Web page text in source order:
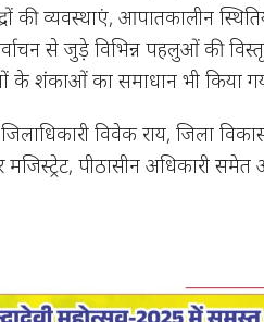
की व्यवस्थाएं, आपातकालीन
से जुड़े विभिन्न पहलुओं की
के शंकाओं का समाधान भी किया
विवेक राय, जिला
पीठासीन अधिकारी समेत